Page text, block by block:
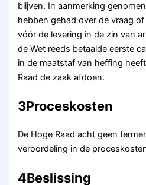
blijven. In aanmerking
hebben gehad over de vraag
vóór de levering in de zin van
de Wet reeds betaalde eerste
in de maatstaf van heffing
Raad de zaak afdoen.
3Proceskosten
De Hoge Raad acht geen
veroordeling in de
4Beslissing